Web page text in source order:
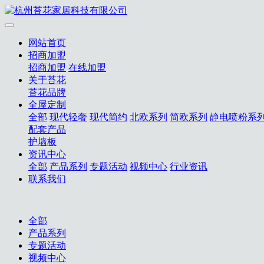
网站首页
招商加盟
招商加盟 在线加盟
关于苔花
苔花品牌
全屋定制
全部 现代轻奢 现代简约 北欧系列 简欧系列 静电喷粉系
配套产品
护墙板
资讯中心
全部 产品系列 专题活动 视频中心 行业资讯
联系我们
全部
产品系列
专题活动
视频中心